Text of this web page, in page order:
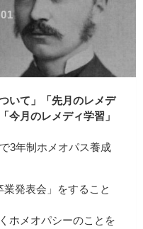
いて」「先月のレメデ
今月のレメディ学習」
3年制ホメオパス養成
発表会」をすること
ホメオパシーのことを